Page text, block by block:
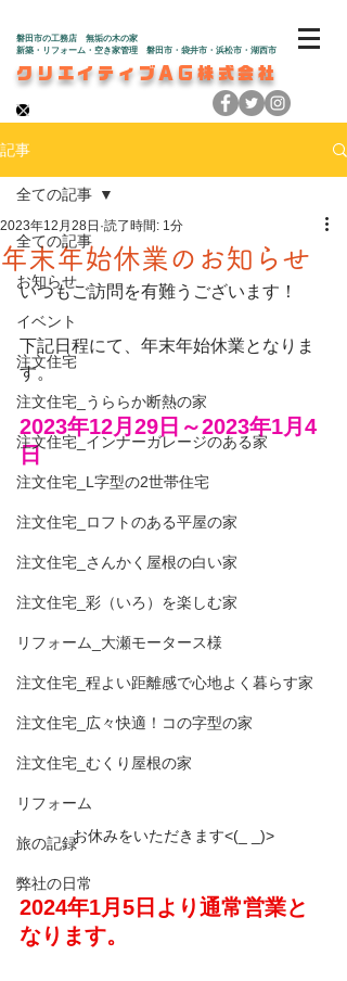
クリエイティブAG株式会社
磐田市の工務店 無垢の木の家
新築・リフォーム・空き家管理 磐田市・袋井市・浜松市・湖西市
記事
全ての記事
お知らせ
イベント
注文住宅
注文住宅_うららか断熱の家
注文住宅_インナーガレージのある家
注文住宅_L字型の2世帯住宅
注文住宅_ロフトのある平屋の家
注文住宅_さんかく屋根の白い家
注文住宅_彩（いろ）を楽しむ家
リフォーム_大瀬モータース様
注文住宅_程よい距離感で心地よく暮らす家
注文住宅_広々快適！コの字型の家
注文住宅_むくり屋根の家
リフォーム
旅の記録
弊社の日常
全ての記事
年末年始休業のお知らせ
2023年12月28日 読了時間: 1分
いつもご訪問を有難うございます！
下記日程にて、年末年始休業となりま
す。
2023年12月29日～2023年1月4
日
お休みをいただきます<(_ _)>
2024年1月5日より通常営業と
なります。